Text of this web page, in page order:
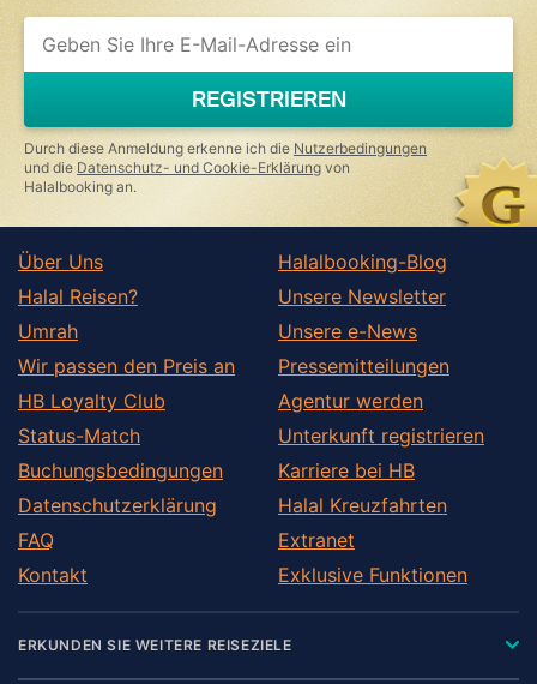
If
you
ignore
this
field
REGISTRIEREN
Durch diese Anmeldung erkenne ich die Nutzerbedingungen
und die Datenschutz- und Cookie-Erklärung von
Halalbooking an.
Über Uns
Halal Reisen?
Umrah
Wir passen den Preis an
HB Loyalty Club
Status-Match
Buchungsbedingungen
Datenschutzerklärung
FAQ
Kontakt
Halalbooking-Blog
Unsere Newsletter
Unsere e-News
Pressemitteilungen
Agentur werden
Unterkunft registrieren
Karriere bei HB
Halal Kreuzfahrten
Extranet
Exklusive Funktionen
ERKUNDEN SIE WEITERE REISEZIELE